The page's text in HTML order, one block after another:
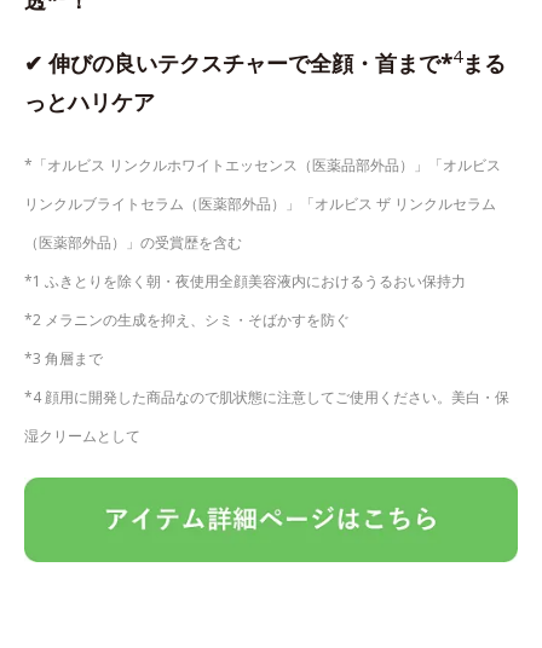
✔ 伸びの良いテクスチャーで全顔・首まで*4まる
っとハリケア
*「オルビス リンクルホワイトエッセンス（医薬品部外品）」「オルビス
リンクルブライトセラム（医薬部外品）」「オルビス ザ リンクルセラム
（医薬部外品）」の受賞歴を含む
*1 ふきとりを除く朝・夜使用全顔美容液内におけるうるおい保持力
*2 メラニンの生成を抑え、シミ・そばかすを防ぐ
*3 角層まで
*4 顔用に開発した商品なので肌状態に注意してご使用ください。美白・保
湿クリームとして